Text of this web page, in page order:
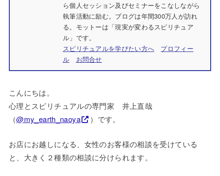
ら個人セッション及びセミナーをこなしながら
執筆活動に励む。ブログは年間300万人が訪れ
る。モットーは「現実が変わるスピリチュア
ル」です。
スピリチュアルを学びたい方へ
プロフィー
ル
お問合せ
こんにちは。
心理とスピリチュアルの専門家 井上直哉
（@my_earth_naoya ）です。
お店にお越しになる、女性のお客様の相談を受けている
と、大きく２種類の相談に分けられます。